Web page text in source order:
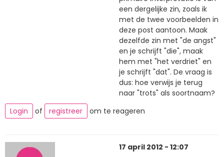
een dergelijke zin, zoals ik
met de twee voorbeelden in
deze post aantoon. Maak
dezelfde zin met "de angst"
en je schrijft "die", maak
hem met "het verdriet" en
je schrijft "dat". De vraag is
dus: hoe verwijs je terug
naar "trots" als soortnaam?
Login
of registreer om te reageren
17 april 2012 - 12:07